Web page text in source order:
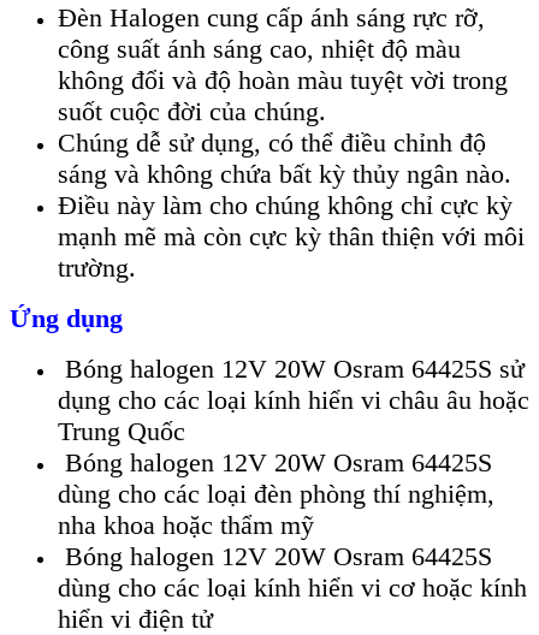
Đèn Halogen cung cấp ánh sáng rực rỡ,
công suất ánh sáng cao, nhiệt độ màu
không đổi và độ hoàn màu tuyệt vời trong
suốt cuộc đời của chúng.
Chúng dễ sử dụng, có thể điều chỉnh độ
sáng và không chứa bất kỳ thủy ngân nào.
Điều này làm cho chúng không chỉ cực kỳ
mạnh mẽ mà còn cực kỳ thân thiện với môi
trường.
Ứng dụng
Bóng halogen 12V 20W Osram 64425S sử
dụng cho các loại kính hiển vi châu âu hoặc
Trung Quốc
Bóng halogen 12V 20W Osram 64425S
dùng cho các loại đèn phòng thí nghiệm,
nha khoa hoặc thẩm mỹ
Bóng halogen 12V 20W Osram 64425S
dùng cho các loại kính hiển vi cơ hoặc kính
hiển vi điện tử